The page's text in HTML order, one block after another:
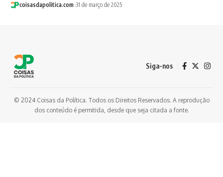
coisasdapolitica.com 31 de março de 2025
Siga-nos
© 2024 Coisas da Política. Todos os Direitos Reservados. A reprodução
dos conteúdo é permitida, desde que seja citada a fonte.